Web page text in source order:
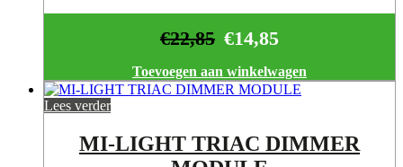
€14,85
€22,85
Toevoegen aan winkelwagen
Lees verder
MI-LIGHT TRIAC DIMMER